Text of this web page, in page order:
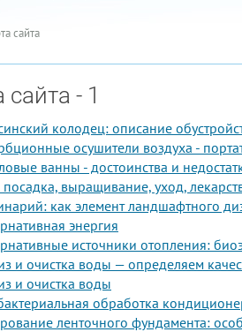
сайта
сайта - 1
колодец: описание
осушители воздуха -
ванны - достоинства и
выращивание, уход,
как элемент ландшафтного
энергия
источники отопления:
и очистка воды — определяем
и очистка воды
обработка
ленточного фундамента: